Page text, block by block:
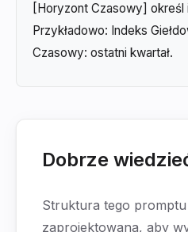
[Horyzont Czasowy]
Przykładowo: Indeks
Czasowy: ostatni kwartał.
Dobrze
Struktura tego promptu
zaprojektowana, aby